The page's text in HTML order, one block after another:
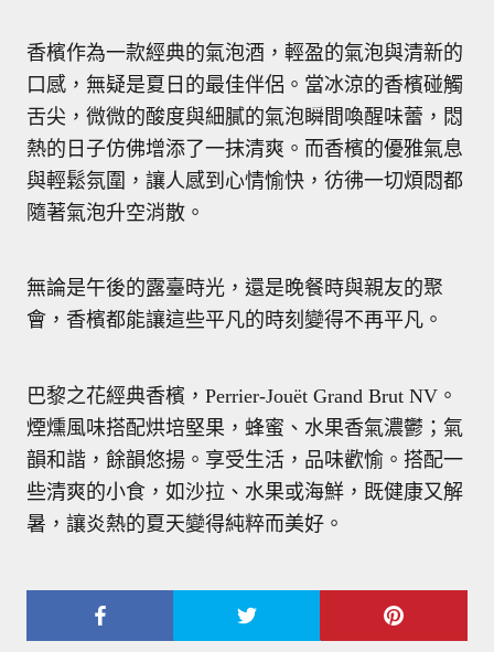
香檳作為一款經典的氣泡酒，輕盈的氣泡與清新的
口感，無疑是夏日的最佳伴侶。當冰涼的香檳碰觸
舌尖，微微的酸度與細膩的氣泡瞬間喚醒味蕾，悶
熱的日子仿佛增添了一抹清爽。而香檳的優雅氣息
與輕鬆氛圍，讓人感到心情愉快，彷彿一切煩悶都
隨著氣泡升空消散。
無論是午後的露臺時光，還是晚餐時與親友的聚
會，香檳都能讓這些平凡的時刻變得不再平凡。
巴黎之花經典香檳， Perrier-Jouët Grand Brut NV 。
煙燻風味搭配烘培堅果，蜂蜜、水果香氣濃鬱；氣
韻和諧，餘韻悠揚。享受生活，品味歡愉。搭配一
些清爽的小食，如沙拉、水果或海鮮，既健康又解
暑，讓炎熱的夏天變得純粹而美好。